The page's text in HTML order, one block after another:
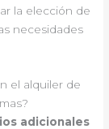
la elección de
necesidades
el alquiler de
adicionales